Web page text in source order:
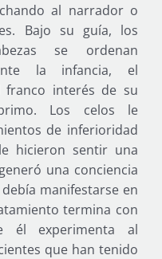
al narrador o
Bajo su guía, los
se ordenan
la infancia, el
franco interés de su
Los celos le
de inferioridad
hicieron sentir una
una conciencia
manifestarse en
termina con
él experimenta al
que han tenido